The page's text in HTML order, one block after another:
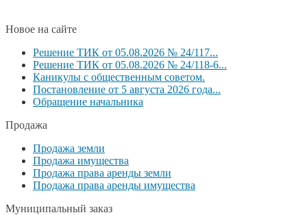
Новое на сайте
Решение ТИК от 05.08.2026 № 24/117...
Решение ТИК от 05.08.2026 № 24/118-6...
Каникулы с общественным советом.
Постановление от 5 августа 2026 года...
Обращение начальника
Продажа
Продажа земли
Продажа имущества
Продажа права аренды земли
Продажа права аренды имущества
Муниципальный заказ